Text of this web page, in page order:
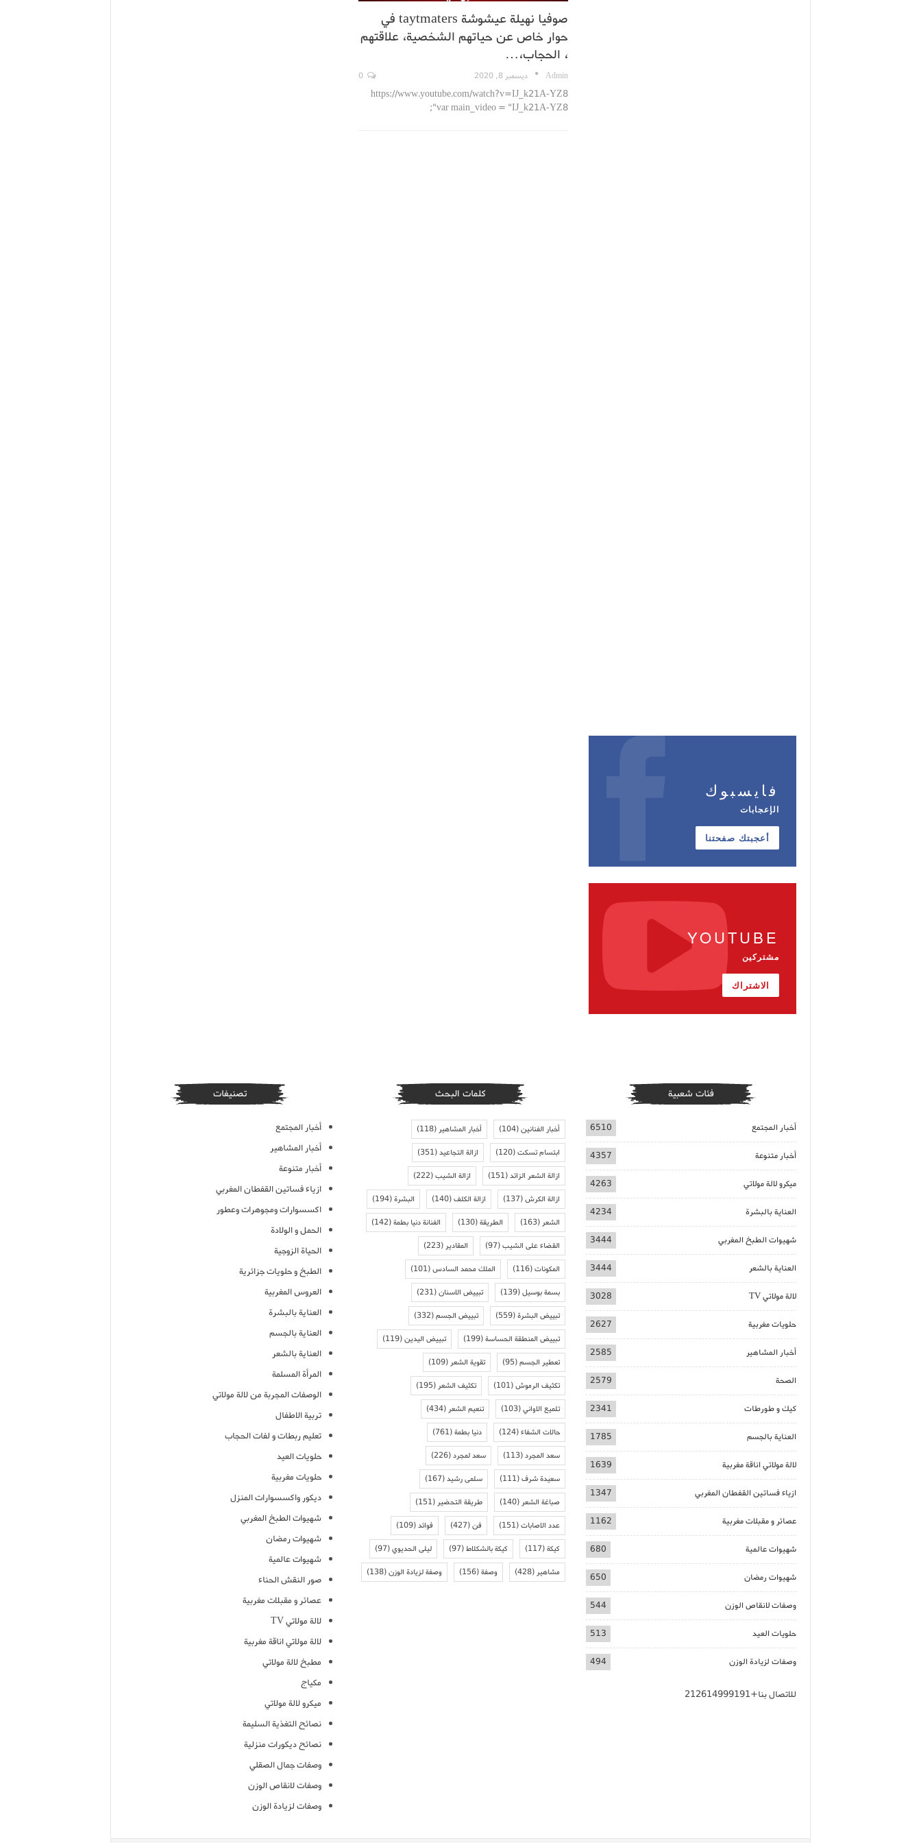
صوفيا نهيلة عيشوشة taytmaters في
حوار خاص عن حياتهم الشخصية، علاقتهم
، الحجاب،…
Admin ديسمبر 8, 2020
https://www.youtube.com/watch?v=IJ_k21A-YZ8
var main_video = "IJ_k21A-YZ8";
فايسبوك
الإعجابات
أعجبتك صفحتنا
YOUTUBE
مشتركين
الاشتراك
فئات شعبية
أخبار المجتمع 6510
أخبار متنوعة 4357
ميكرو لالة مولاتي 4263
العناية بالبشرة 4234
شهيوات الطبخ المغربي 3444
العناية بالشعر 3444
لالة مولاتي TV 3028
حلويات مغربية 2627
أخبار المشاهير 2585
الصحة 2579
كيك و طورطات 2341
العناية بالجسم 1785
لالة مولاتي اناقة مغربية 1639
ازياء فساتين القفطان المغربي 1347
عصائر و مقبلات مغربية 1162
شهيوات عالمية 680
شهيوات رمضان 650
وصفات لانقاص الوزن 544
حلويات العيد 513
وصفات لزيادة الوزن 494
للاتصال بنا+212614999191
كلمات البحث
أخبار الفنانين(104) أخبار المشاهير(118)
ابتسام تسكت(120) ازالة التجاعيد(351)
ازالة الشعر الزائد(151) ازالة الشيب(222)
ازالة الكرش(137) ازالة الكلف(140) البشرة(194)
الشعر(163) الطريقة(130) الفنانة دنيا بطمة(142)
القضاء على الشيب(97) المقادير(223)
المكونات(116) الملك محمد السادس(101)
بسمة بوسيل(139) تبييض الاسنان(231)
تبييض البشرة(559) تبييض الجسم(332)
تبييض المنطقة الحساسة(199) تبييض اليدين(119)
تعطير الجسم(95) تقوية الشعر(109)
تكثيف الرموش(101) تكثيف الشعر(195)
تلميع الاواني(103) تنعيم الشعر(434)
حالات الشفاء(124) دنيا بطمة(761)
سعد المجرد(113) سعد لمجرد(226)
سعيدة شرف(111) سلمى رشيد(167)
صباغة الشعر(140) طريقة التحضير(151)
عدد الاصابات(151) فن(427) فوائد(109)
كيكة(117) كيكة بالشكلاط(97) ليلى الحديوي(97)
مشاهير(428) وصفة(156) وصفة لزيادة الوزن(138)
تصنيفات
أخبار المجتمع
أخبار المشاهير
أخبار متنوعة
ازياء فساتين القفطان المغربي
اكسسوارات ومجوهرات وعطور
الحمل و الولادة
الحياة الزوجية
الطبخ و حلويات جزائرية
العروس المغربية
العناية بالبشرة
العناية بالجسم
العناية بالشعر
المرأة المسلمة
الوصفات المجربة من لالة مولاتي
تربية الاطفال
تعليم ربطات و لفات الحجاب
حلويات العيد
حلويات مغربية
ديكور واكسسوارات المنزل
شهيوات الطبخ المغربي
شهيوات رمضان
شهيوات عالمية
صور النقش الحناء
عصائر و مقبلات مغربية
لالة مولاتي TV
لالة مولاتي اناقة مغربية
مطبخ لالة مولاتي
مكياج
ميكرو لالة مولاتي
نصائح التغذية السليمة
نصائح ديكورات منزلية
وصفات جمال الصقلي
وصفات لانقاص الوزن
وصفات لزيادة الوزن